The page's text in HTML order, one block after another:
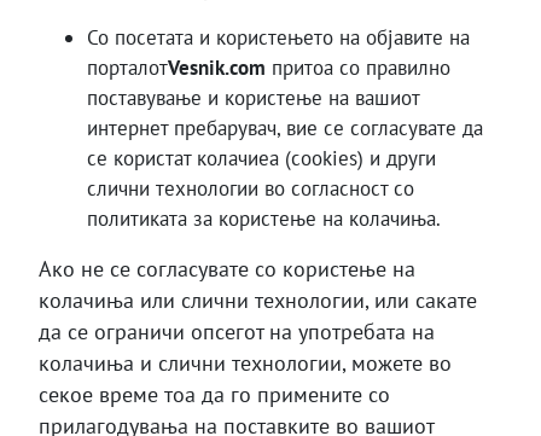
Со посетата и користењето на објавите на
порталотVesnik.com притоа со правилно
поставување и користење на вашиот
интернет пребарувач, вие се согласувате да
се користат колачиеа (cookies) и други
слични технологии во согласност со
политиката за користење на колачиња.
Ако не се согласувате со користење на
колачиња или слични технологии, или сакате
да се ограничи опсегот на употребата на
колачиња и слични технологии, можете во
секое време тоа да го примените со
прилагодувања на поставките во вашиот